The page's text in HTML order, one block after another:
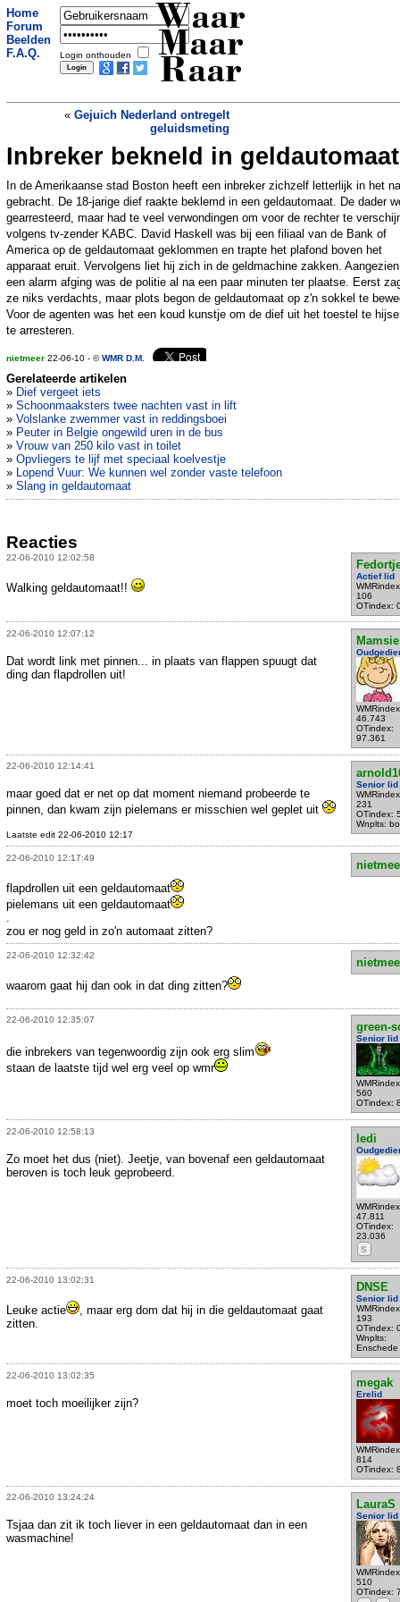
Home
Forum
Beelden
F.A.Q.
Login onthouden
Waar
Maar
Raar
« Gejuich Nederland ontregelt
geluidsmeting
Enorm cruiseschip doet Rotterdam aan
»
Inbreker bekneld in geldautomaat
In de Amerikaanse stad Boston heeft een inbreker zichzelf letterlijk in het
gebracht. De 18-jarige dief raakte beklemd in een geldautomaat. De dader
gearresteerd, maar had te veel verwondingen om voor de rechter te
volgens tv-zender KABC. David Haskell was bij een filiaal van de Bank of
America op de geldautomaat geklommen en trapte het plafond boven het
apparaat eruit. Vervolgens liet hij zich in de geldmachine zakken.
een alarm afging was de politie al na een paar minuten ter plaatse. Eerst
ze niks verdachts, maar plots begon de geldautomaat op z'n sokkel te
Voor de agenten was het een koud kunstje om de dief uit het toestel te
te arresteren.
nietmeer 22-06-10 - ©WMR D.M.
Gerelateerde artikelen
» Dief vergeet iets
» Schoonmaaksters twee nachten vast in lift
» Volslanke zwemmer vast in reddingsboei
» Peuter in Belgie ongewild uren in de bus
» Vrouw van 250 kilo vast in toilet
» Opvliegers te lijf met speciaal koelvestje
» Lopend Vuur: We kunnen wel zonder vaste telefoon
» Slang in geldautomaat
Reacties
22-06-2010 12:02:58
Actief lid
106
OTindex:
Walking geldautomaat!!
22-06-2010 12:07:12
Mamsie
46.743
OTindex:
97.361
Dat wordt link met pinnen... in plaats van flappen spuugt dat
ding dan flapdrollen uit!
22-06-2010 12:14:41
Senior lid
231
OTindex:
Wnplts:
maar goed dat er net op dat moment niemand probeerde te
pinnen, dan kwam zijn pielemans er misschien wel geplet uit
Laatste edit 22-06-2010 12:17
22-06-2010 12:17:49
flapdrollen uit een geldautomaat
pielemans uit een geldautomaat
zou er nog geld in zo'n automaat zitten?
22-06-2010 12:32:42
waarom gaat hij dan ook in dat ding zitten?
22-06-2010 12:35:07
green-
Senior lid
560
OTindex:
die inbrekers van tegenwoordig zijn ook erg slim
staan de laatste tijd wel erg veel op wmr
22-06-2010 12:58:13
ledi
47.811
OTindex:
23.036
S
Zo moet het dus (niet). Jeetje, van bovenaf een geldautomaat
beroven is toch leuk geprobeerd.
22-06-2010 13:02:31
DNSE
Senior lid
193
OTindex:
Wnplts:
Enschede
Leuke actie
, maar erg dom dat hij in die geldautomaat gaat
zitten.
22-06-2010 13:02:35
megak
Erelid
814
OTindex:
moet toch moeilijker zijn?
22-06-2010 13:24:24
LauraS
Senior lid
510
OTindex:
Tsjaa dan zit ik toch liever in een geldautomaat dan in een
wasmachine!